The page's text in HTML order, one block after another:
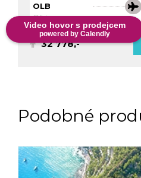
Video hovor s prodejcem
powered by Calendly
OLB
Olbia
32 778,-
Podobné